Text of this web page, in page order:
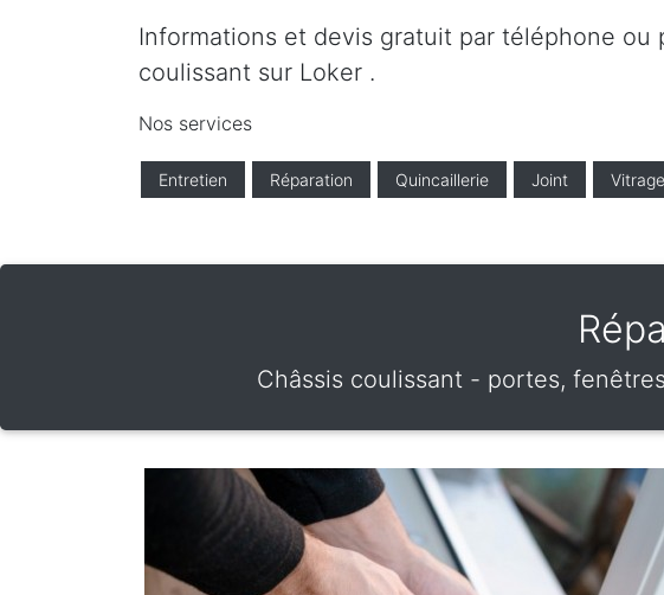
Informations et devis gratuit par téléphone
coulissant sur Loker .
Nos services
Entretien Réparation Quincaillerie Joint Vitrage
Châssis coulissant - portes,